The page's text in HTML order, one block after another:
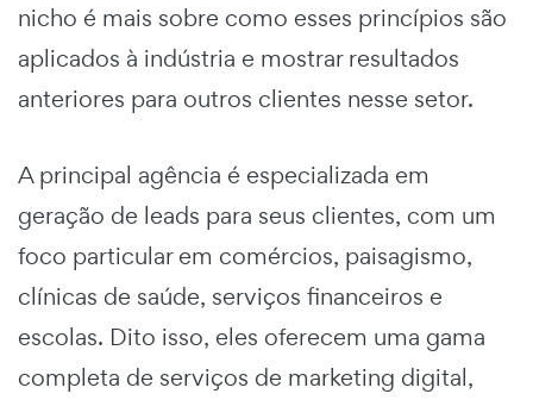
nicho é mais sobre como esses princípios são
aplicados à indústria e mostrar resultados
anteriores para outros clientes nesse setor.
A principal agência é especializada em
geração de leads para seus clientes, com um
foco particular em comércios, paisagismo,
clínicas de saúde, serviços financeiros e
escolas. Dito isso, eles oferecem uma gama
completa de serviços de marketing digital,